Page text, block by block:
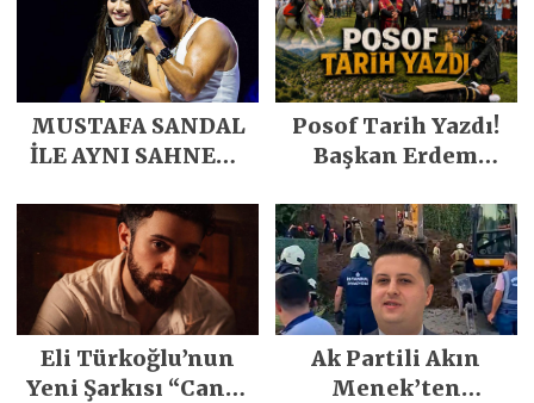
MUSTAFA SANDAL
İLE AYNI SAHNEDE
Posof Tarih Yazdı!
Başkan Erdem
Emeğiyle Son
Yılların En Büyük
Festivali
Gerçekleşti
Eli Türkoğlu’nun
Yeni Şarkısı “Canın
Ak Partili Akın
Menek’ten